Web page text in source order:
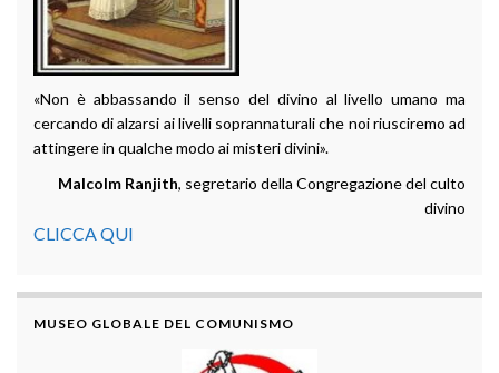
«Non è abbassando il senso del divino al livello umano ma
cercando di alzarsi ai livelli soprannaturali che noi riusciremo ad
attingere in qualche modo ai misteri divini».
Malcolm Ranjith, segretario della Congregazione del culto
divino
CLICCA QUI
MUSEO GLOBALE DEL COMUNISMO